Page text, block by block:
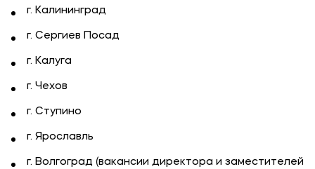
г. Калининград
г. Сергиев Посад
г. Калуга
г. Чехов
г. Ступино
г. Ярославль
г. Волгоград (вакансии директора и заместителей